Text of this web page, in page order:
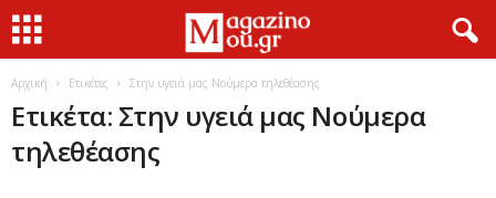
Αρχική Ετικέτες Στην υγειά μας Νούμερα τηλεθέασης
Ετικέτα: Στην υγειά μας Νούμερα
τηλεθέασης